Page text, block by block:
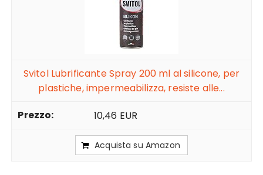
Svitol Lubrificante Spray 200 ml al silicone, per
plastiche, impermeabilizza, resiste alle...
10,46 EUR
Acquista su Amazon